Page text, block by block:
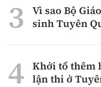
Vì sao Bộ
sinh Tuyên
Khởi tố thêm
lận thi ở